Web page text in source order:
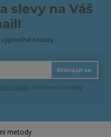
slevy na Váš
kousky
Přihlásit se
údajů za účelem rozesílky